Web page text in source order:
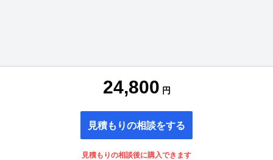
24,800 円
見積もりの相談をする
見積もりの相談後に購入できます